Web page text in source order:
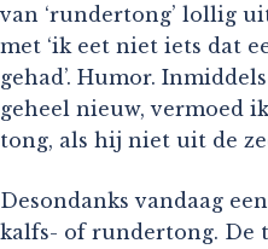
van ‘rundertong’ lollig
met ‘ik eet niet iets dat
gehad’. Humor.
geheel nieuw, vermoed
tong, als hij niet uit de
Desondanks vandaag
kalfs- of rundertong. De